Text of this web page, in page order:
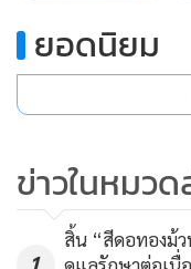
"เมื่อก่อนปรากฏการณ์​
เมื่อมีมรสุมพัดเข้ามาใ
อกน้ำตาย ส่วนข่าวที่ว่า
น้ำมันไหลเข้ามาในเขต
งานที่รับผิดชอบสามา
ยอดนิยม
ข่าวในหมว
สิ้น “สีดอทองม้